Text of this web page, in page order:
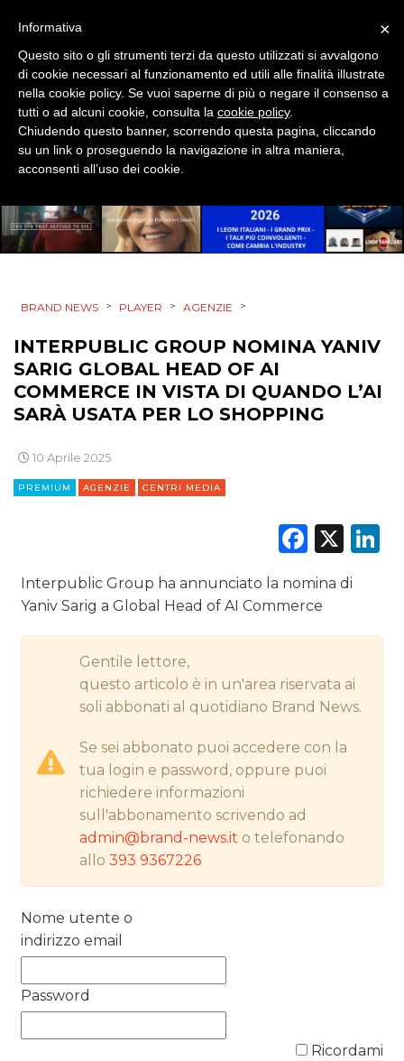
EVENTI
MOBILE
PROMOZIONI
PRODOTTI
STRATEGIE
CINEMA
DIGITALE
ESTERNA
RICERCHE
NORMATIVE
CASE HISTORY
BRAND NEWS > PLAYER > AGENZIE >
INTERPUBLIC GROUP NOMINA YANIV
SARIG GLOBAL HEAD OF AI
COMMERCE IN VISTA DI QUANDO L’AI
SARÀ USATA PER LO SHOPPING
10 Aprile 2025
PREMIUM AGENZIE CENTRI MEDIA
X
Interpublic Group ha annunciato la nomina di
Yaniv Sarig a Global Head of AI Commerce
Gentile lettore,
questo articolo è in un'area riservata ai
soli abbonati al quotidiano Brand News.
Se sei abbonato puoi accedere con la
tua login e password, oppure puoi
richiedere informazioni
sull'abbonamento scrivendo ad
admin@brand-news.it o telefonando
allo393 9367226
Nome utente o
indirizzo email
Password
Ricordami
×
Informativa
Questo sito o gli strumenti terzi da questo utilizzati si avvalgono
di cookie necessari al funzionamento ed utili alle finalità illustrate
nella cookie policy. Se vuoi saperne di più o negare il consenso a
tutti o ad alcuni cookie, consulta la cookie policy.
Chiudendo questo banner, scorrendo questa pagina, cliccando
su un link o proseguendo la navigazione in altra maniera,
acconsenti all’uso dei cookie.